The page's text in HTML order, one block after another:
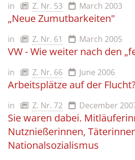
in Z. Nr. 53 March 2003
„Neue Zumutbarkeiten"
in Z. Nr. 61 March 2005
VW - Wie weiter nach den
in Z. Nr. 66 June 2006
Arbeitsplätze auf der Flucht?
in Z. Nr. 72 December
Sie waren dabei.
Nutznießerinnen,
Nationalsozialismus